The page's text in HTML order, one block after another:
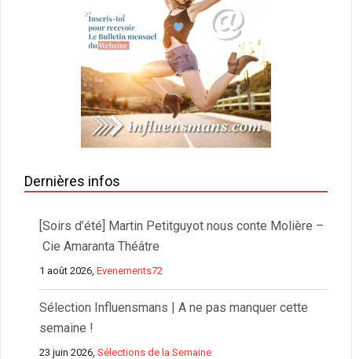
Dernières infos
[Soirs d’été] Martin Petitguyot nous conte Molière –
Cie Amaranta Théâtre
1 août 2026,Evenements72
Sélection Influensmans | A ne pas manquer cette
semaine !
23 juin 2026,Sélections de la Semaine